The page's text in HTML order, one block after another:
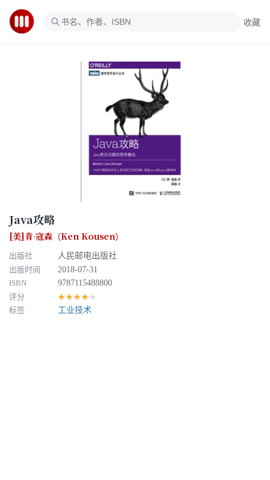
收藏
Java攻略
[美]肯·寇森（Ken Kousen）
出版社
人民邮电出版社
出版时间
2018-07-31
ISBN
9787115488800
评分
★★★★★
标签 工业技术